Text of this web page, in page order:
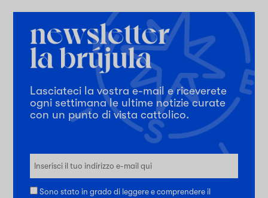
Lasciateci la vostra e-mail e riceverete
ogni settimana le ultime notizie curate
con un punto di vista cattolico.
Sono stato in grado di leggere e comprendere il